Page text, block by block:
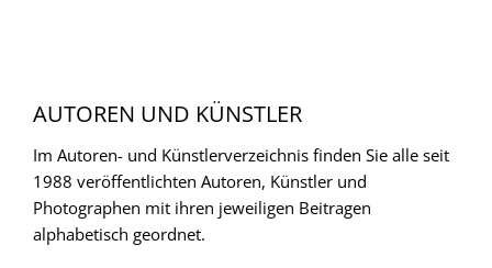
AUTOREN UND KÜNSTLER
Im Autoren- und Künstlerverzeichnis finden Sie alle seit
1988 veröffentlichten Autoren, Künstler und
Photographen mit ihren jeweiligen Beitragen
alphabetisch geordnet.